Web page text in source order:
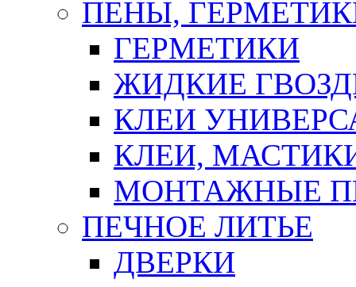
ПЕНЫ,
ГЕРМЕТИКИ
ЖИДКИЕ
КЛЕИ
КЛЕИ,
МОНТАЖНЫЕ
ПЕЧНОЕ ЛИТЬЕ
ДВЕРКИ